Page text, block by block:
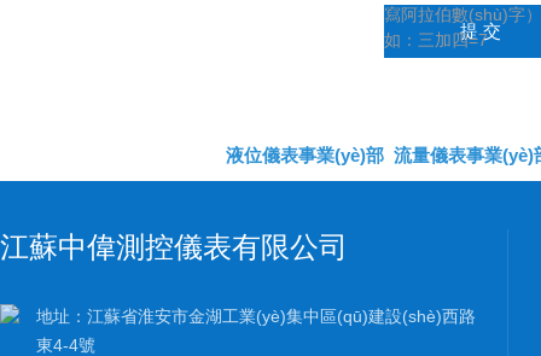
寫阿拉伯數(shù)字
如：三加四=7
液位儀表事業(yè)部 流量儀表事業(yè)
江蘇中偉測控儀表有限公司
地址：江蘇省淮安市金湖工業(yè)集中區(qū)建設(shè)西路
東4-4號